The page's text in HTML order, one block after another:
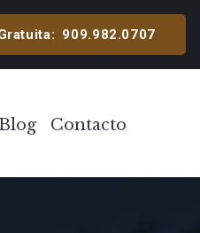
909.982.0707
MenuContacto